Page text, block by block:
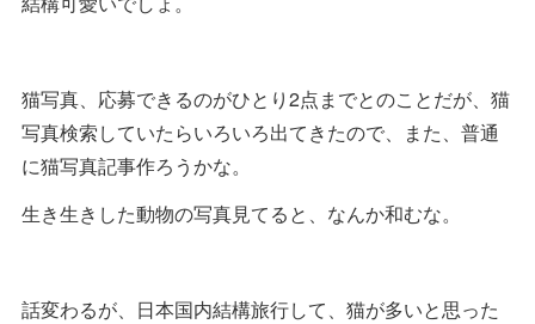
猫写真、応募できるのがひとり2点までとのことだが、猫
写真検索していたらいろいろ出てきたので、また、普通
に猫写真記事作ろうかな。
生き生きした動物の写真見てると、なんか和むな。
話変わるが、日本国内結構旅行して、猫が多いと思った